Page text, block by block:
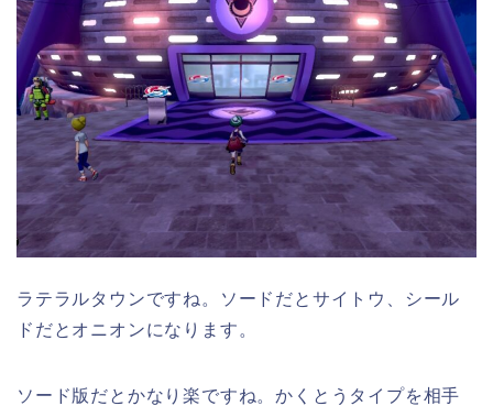
ラテラルタウンですね。ソードだとサイトウ、シール
ドだとオニオンになります。
ソード版だとかなり楽ですね。かくとうタイプを相手